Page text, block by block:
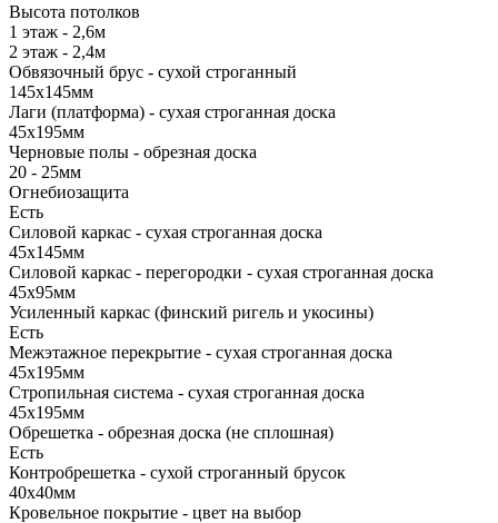
Высота потолков
1 этаж - 2,6м
2 этаж - 2,4м
Обвязочный брус - сухой строганный
145х145мм
Лаги (платформа) - сухая строганная доска
45х195мм
Черновые полы - обрезная доска
20 - 25мм
Огнебиозащита
Есть
Силовой каркас - сухая строганная доска
45х145мм
Силовой каркас - перегородки - сухая строганная доска
45х95мм
Усиленный каркас (финский ригель и укосины)
Есть
Межэтажное перекрытие - сухая строганная доска
45х195мм
Стропильная система - сухая строганная доска
45х195мм
Обрешетка - обрезная доска (не сплошная)
Есть
Контробрешетка - сухой строганный брусок
40х40мм
Кровельное покрытие - цвет на выбор